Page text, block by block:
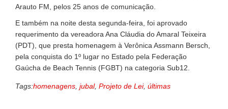
Arauto FM, pelos 25 anos de comunicação.
E também na noite desta segunda-feira, foi aprovado
requerimento da vereadora Ana Cláudia do Amaral Teixeira
(PDT), que presta homenagem à Verônica Assmann Bersch,
pela conquista do 1º lugar no Estado pela Federação
Gaúcha de Beach Tennis (FGBT) na categoria Sub12.
Tags:homenagens jubal, Projeto de Lei, últimas